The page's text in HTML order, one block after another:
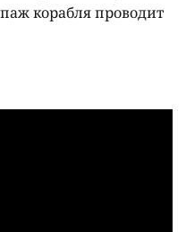
корабля проводит